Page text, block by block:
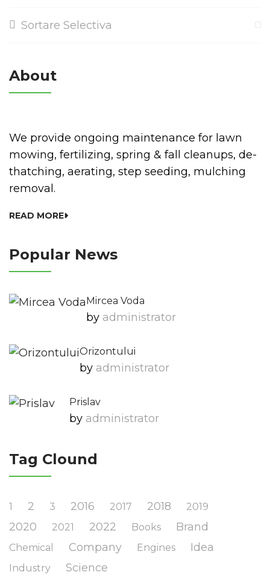
Sortare Selectiva
About
We provide ongoing maintenance for lawn
mowing, fertilizing, spring & fall cleanups, de-
thatching, aerating, step seeding, mulching
removal.
READ MORE
Popular News
Mircea Voda
by Administrator
Orizontului
by Administrator
Prislav
by Administrator
Tag Clound
1 2 3 2016 2017 2018 2019
2020 2021 2022 Books Brand
Chemical Company Engines Idea
Industry Science